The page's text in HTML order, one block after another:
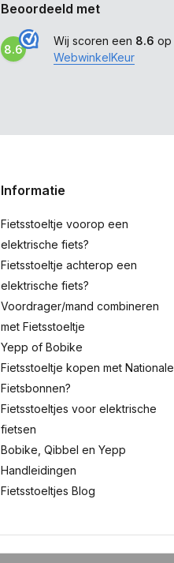
Beoordeeld met
8.6
Wij scoren een 8.6 op
WebwinkelKeur
Informatie
Fietsstoeltje voorop een
elektrische fiets?
Fietsstoeltje achterop een
elektrische fiets?
Voordrager/mand combineren
met Fietsstoeltje
Yepp of Bobike
Fietsstoeltje kopen met Nationale
Fietsbonnen?
Fietsstoeltjes voor elektrische
fietsen
Bobike, Qibbel en Yepp
Handleidingen
Fietsstoeltjes Blog